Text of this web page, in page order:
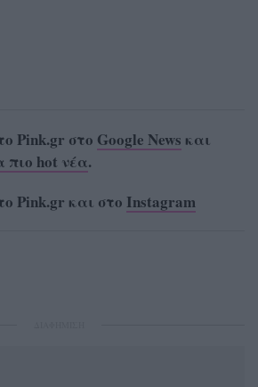
Pink.gr στο Google News και
πιο hot νέα.
Pink.gr και στο Instagram